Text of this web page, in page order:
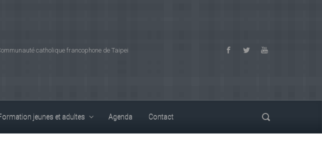
catholique francophone de Taipei
jeunes et adultes Agenda Contact